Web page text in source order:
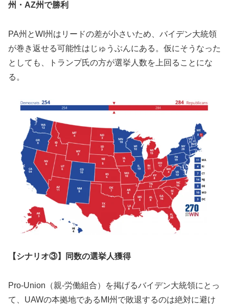
州・AZ州で勝利
PA州とWI州はリードの差が小さいため、バイデン大統領
が巻き返せる可能性はじゅうぶんにある。仮にそうなった
としても、トランプ氏の方が選挙人数を上回ることにな
る。
【シナリオ③】同数の選挙人獲得
Pro-Union（親-労働組合）を掲げるバイデン大統領にとっ
て、UAWの本拠地であるMI州で敗退するのは絶対に避け